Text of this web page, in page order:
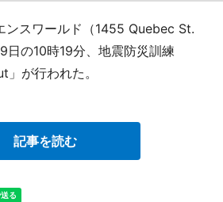
ンスワールド（1455 Quebec St.
日の10時19分、地震防災訓練
」が行われた。
記事を読む